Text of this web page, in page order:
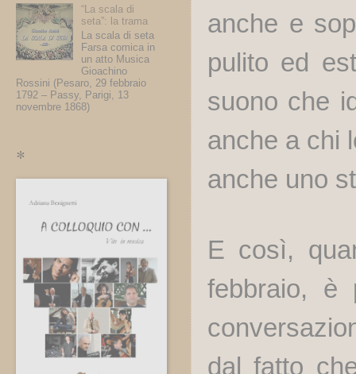
anche e
pulito ed
suono che
anche a chi
anche uno
E così,
febbraio, è
dal fatto
“La scala di
seta”: la trama
La scala di seta
Farsa comica in
un atto Musica
Gioachino
Rossini (Pesaro, 29 febbraio
1792 – Passy, Parigi, 13
novembre 1868)
*